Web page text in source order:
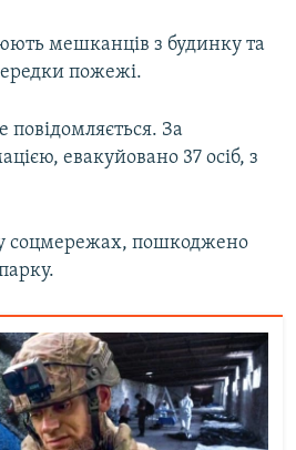
мешканців з будинку та
пожежі.
повідомляється. За
евакуйовано 37 осіб, з
соцмережах, пошкоджено